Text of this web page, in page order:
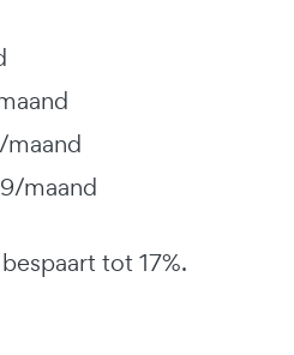
maand
tot 17%.